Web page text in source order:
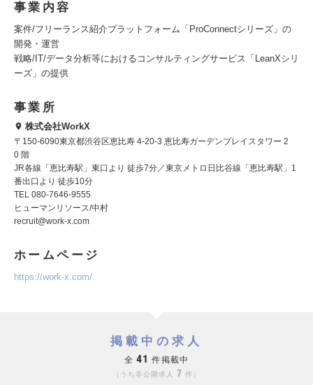
事業内容
案件/フリーランス紹介プラットフォーム「ProConnectシリーズ」の
開発・運営
戦略/IT/データ分析等におけるコンサルティングサービス「LeanXシリ
ーズ」の提供
事業所
株式会社WorkX
〒150-6090東京都渋谷区恵比寿 4-20-3 恵比寿ガーデンプレイスタワー 2
0 階
JR各線「恵比寿駅」東口より 徒歩7分／東京メトロ日比谷線「恵比寿駅」1
番出口より 徒歩10分
TEL 080-7646-9555
ヒューマンリソース/中村
recruit@work-x.com
ホームページ
https://work-x.com/
掲載中の求人
全 41 件掲載中
うち非公開求人 7 件